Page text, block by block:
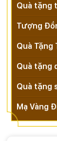
Quà tặng
Tượng
Quà Tặng
Quà tặng
Quà tặng
Mạ Vàng